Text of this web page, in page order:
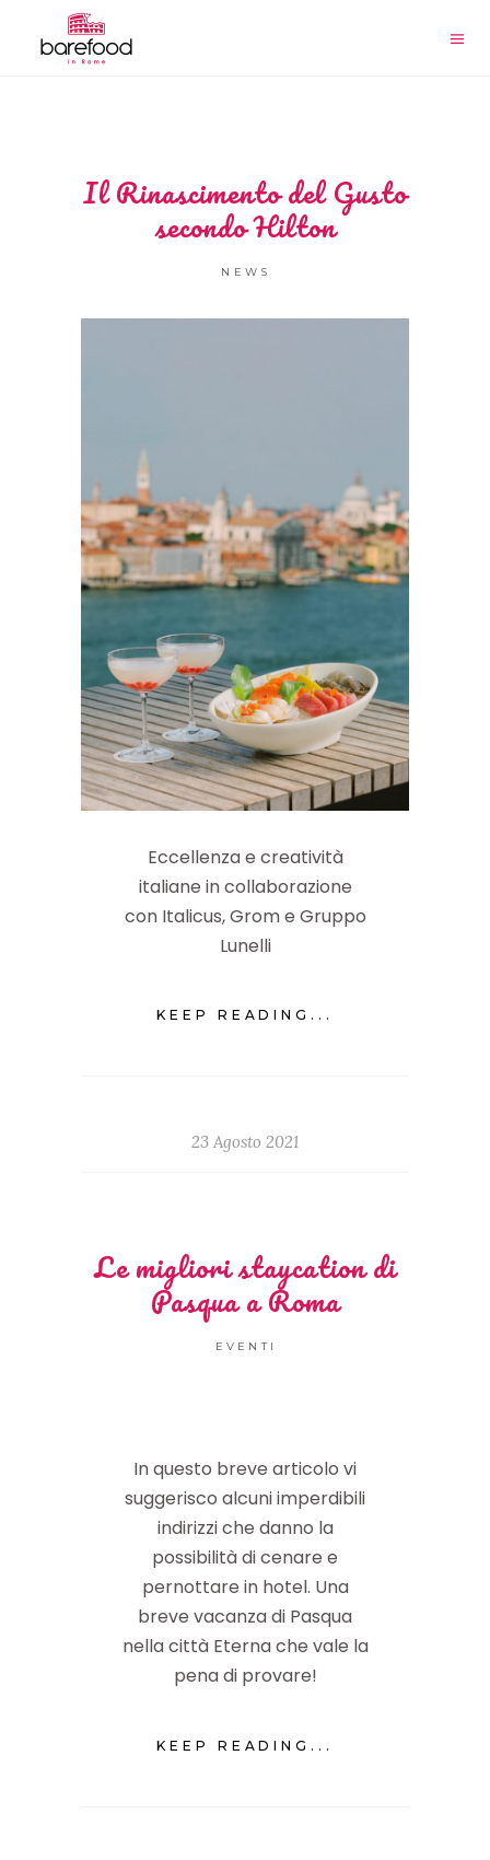
Il Rinascimento del Gusto
secondo Hilton
NEWS
Eccellenza e creatività
italiane in collaborazione
con Italicus, Grom e Gruppo
Lunelli
KEEP READING...
23 Agosto 2021
Le migliori staycation di
Pasqua a Roma
EVENTI
In questo breve articolo vi
suggerisco alcuni imperdibili
indirizzi che danno la
possibilità di cenare e
pernottare in hotel. Una
breve vacanza di Pasqua
nella città Eterna che vale la
pena di provare!
KEEP READING...